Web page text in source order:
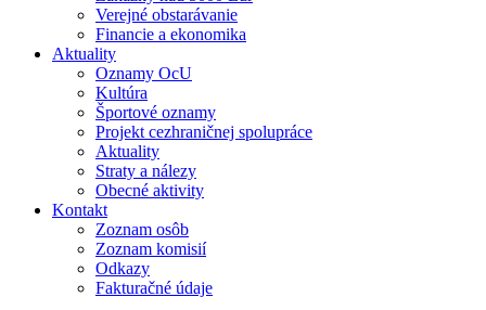
Verejné obstarávanie
Financie a ekonomika
Aktuality
Oznamy OcU
Kultúra
Športové oznamy
Projekt cezhraničnej spolupráce
Aktuality
Straty a nálezy
Obecné aktivity
Kontakt
Zoznam osôb
Zoznam komisií
Odkazy
Fakturačné údaje